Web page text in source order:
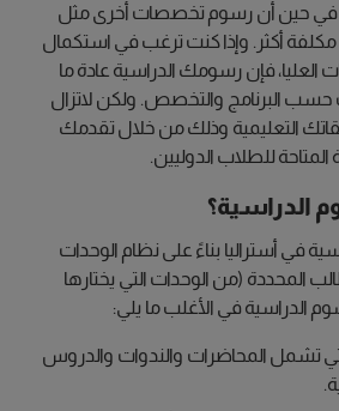
في حين أن رسوم تخصصات أخرى مثل
أكثر. وإذا كنت ترغب في استكمال
العليا، فإن رسومك الدراسية عادة ما
البرنامج والتخصص. ولكن لاتزال
التعليمية وذلك من خلال تقدمك
المتاحة للطلاب الدوليين.
الدراسية؟
في أستراليا بناءً على نظام الوحدات
المحددة (من الوحدات التي يختارها
الدراسية في الأغلب ما يلي:
تشمل المحاضرات والندوات والدروس